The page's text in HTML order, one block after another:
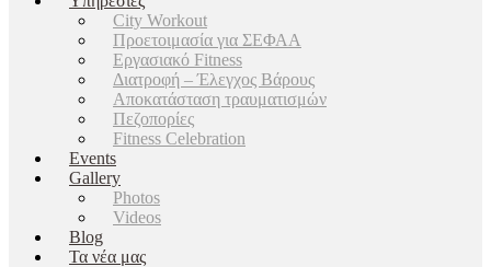
City Workout
Προετοιμασία για ΣΕΦΑΑ
Εργασιακό Fitness
Διατροφή – Έλεγχος Βάρους
Αποκατάσταση τραυματισμών
Πεζοπορίες
Fitness Celebration
Events
Gallery
Photos
Videos
Blog
Τα νέα μας